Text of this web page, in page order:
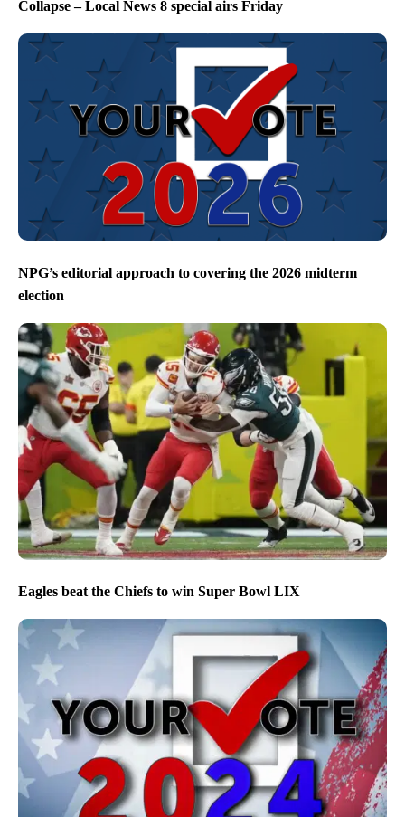
Collapse – Local News 8 special airs Friday
NPG’s editorial approach to covering the 2026 midterm
election
Eagles beat the Chiefs to win Super Bowl LIX